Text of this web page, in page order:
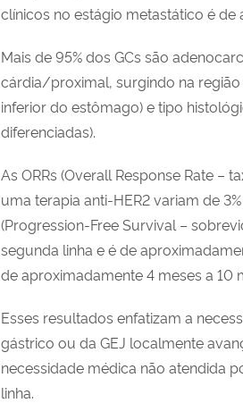
clínicos no estágio metastático é de
Mais de 95% dos GCs são
cárdia/proximal, surgindo na
inferior do estômago) e tipo
diferenciadas).
As ORRs (Overall Response Rate
uma terapia anti-HER2 variam de
(Progression-Free Survival –
segunda linha e é de
de aproximadamente 4 meses a 10
Esses resultados enfatizam a
gástrico ou da GEJ localmente
necessidade médica não atendida
linha.